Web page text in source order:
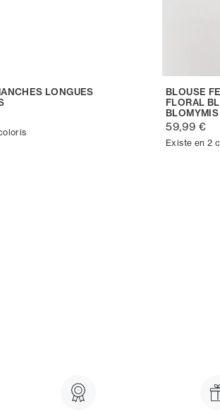
LONGUES
BLOUSE
FLORAL
BLOMYMIS
59,99 €
Existe en 2